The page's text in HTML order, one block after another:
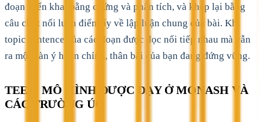
đoạn triển khai bằng chứng và phân tích, và khép lại bằng
câu chốt nối luận điểm ấy về lập luận chung của bài. Khi
topic sentence của các đoạn được đọc nối tiếp nhau mà vẫn
ra một dàn ý hoàn chỉnh, thân bài của bạn đang đứng vững.
TEEL: MÔ HÌNH ĐƯỢC DẠY Ở MONASH VÀ
CÁC TRƯỜNG ÚC